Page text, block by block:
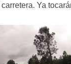
Ya